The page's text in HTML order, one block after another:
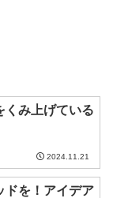
くみ上げている
2024.11.21
ドを！アイデア